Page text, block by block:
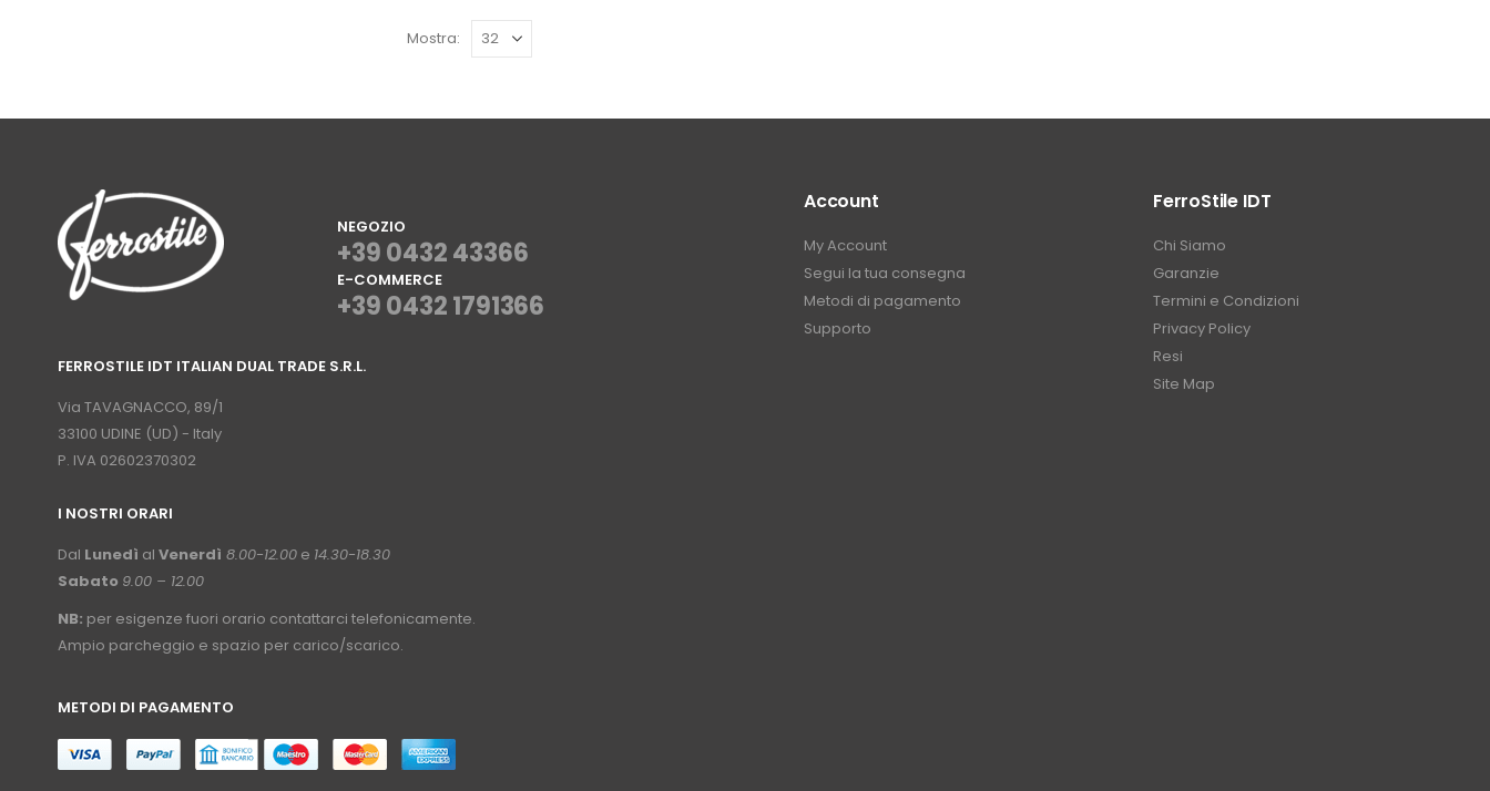
Mostra:
NEGOZIO
+39 0432 43366
E-COMMERCE
+39 0432 1791366
FERROSTILE IDT ITALIAN DUAL TRADE S.R.L.
Via TAVAGNACCO, 89/1
33100 UDINE (UD) - Italy
P. IVA 02602370302
I NOSTRI ORARI
Dal Lunedì al Venerdì 8.00-12.00 e 14.30-18.30
Sabato 9.00 – 12.00
NB: per esigenze fuori orario contattarci telefonicamente.
Ampio parcheggio e spazio per carico/scarico.
METODI DI PAGAMENTO
Account
My Account
Segui la tua consegna
Metodi di pagamento
Supporto
FerroStile IDT
Chi Siamo
Garanzie
Termini e Condizioni
Privacy Policy
Resi
Site Map